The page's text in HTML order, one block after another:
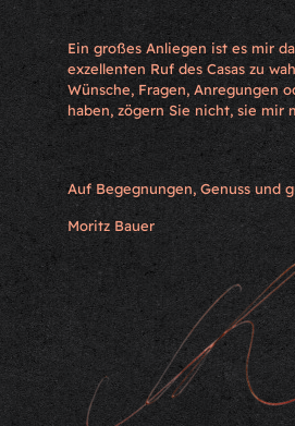
Ein großes Anliegen ist es mir
exzellenten Ruf des Casas zu
Wünsche, Fragen, Anregungen
haben, zögern Sie nicht, sie mir
Auf Begegnungen, Genuss und
Moritz Bauer